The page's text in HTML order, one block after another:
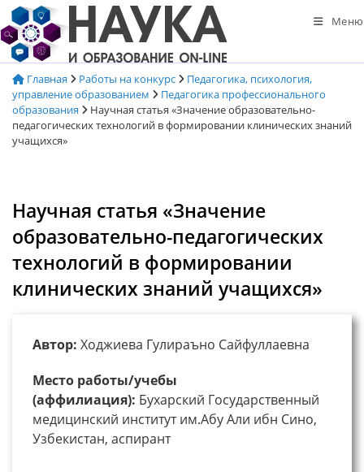
Перейти
к
содержимому
Меню
Главная Работы на конкурс
Педагогика, психология,
управление образованием
Педагогика профессионального
образования
Научная статья «Значение образовательно-
педагогических технологий в формировании клинических знаний
учащихся»
Научная статья «Значение
образовательно-педагогических
технологий в формировании
клинических знаний учащихся»
Автор: Ходжиева Гулираъно Сайфуллаевна
Место работы/учебы
(аффилиация): Бухарский Государственный
медицинский институт им.Абу Али ибн Сино,
Узбекистан, аспирант